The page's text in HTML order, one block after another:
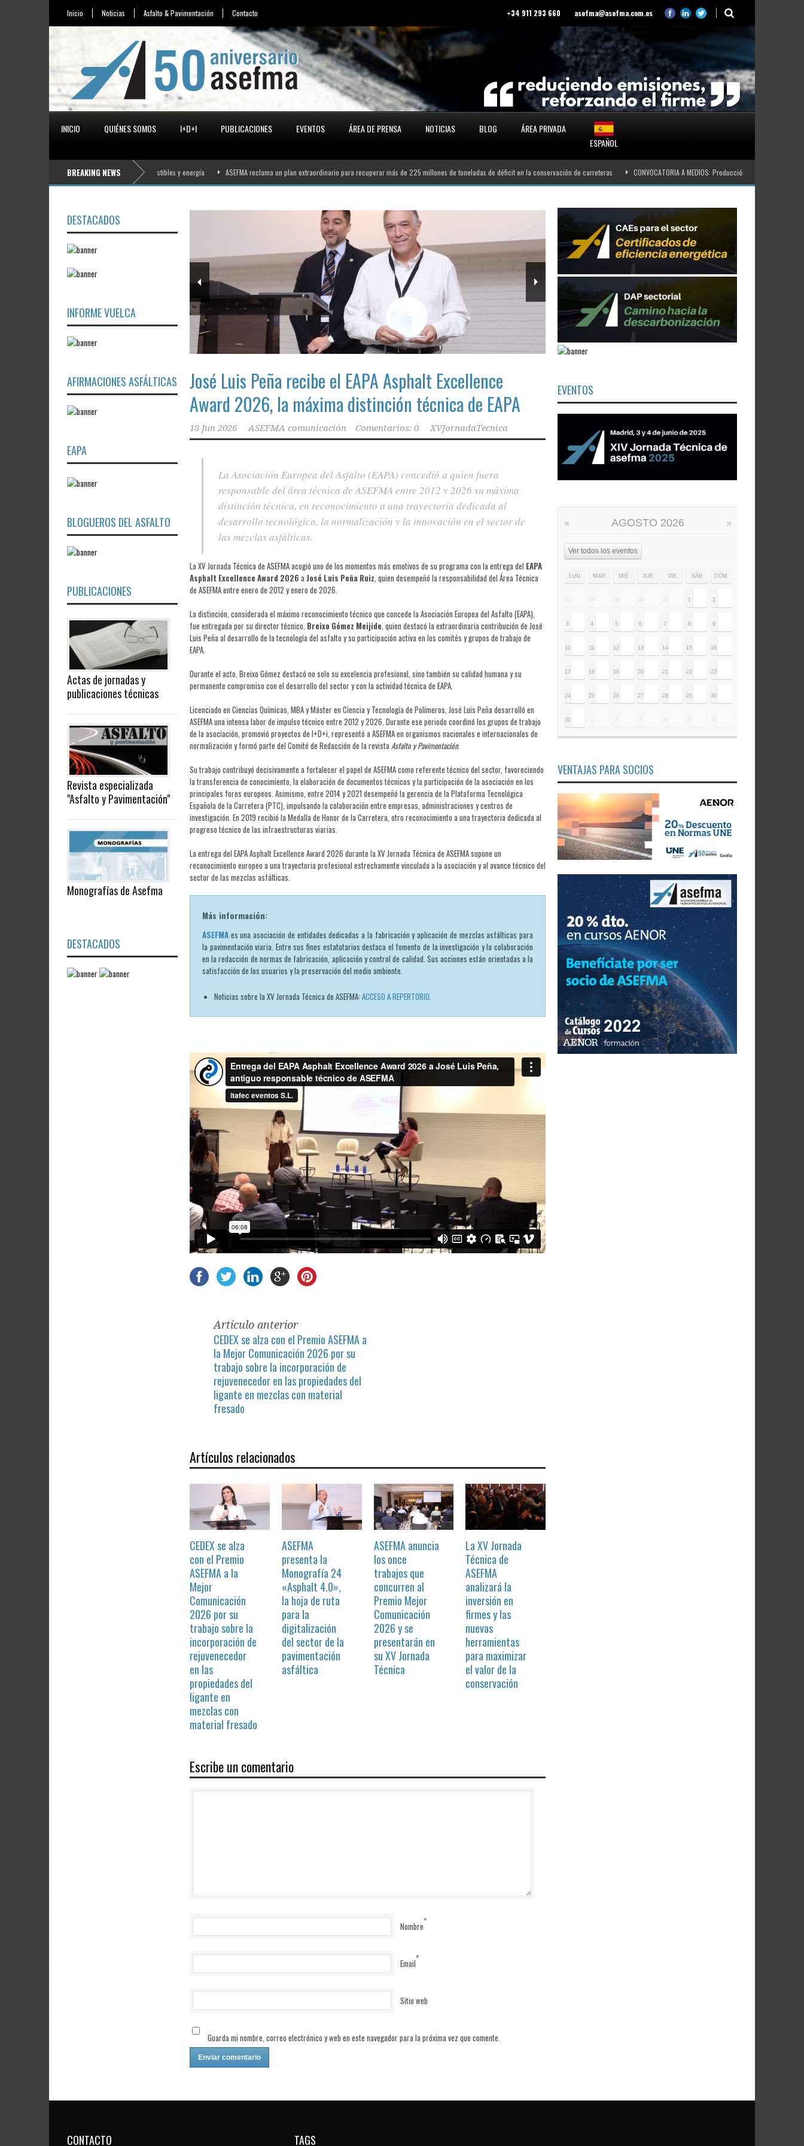
Inicio Noticias Asfalto & Pavimentación Contacto +34 911 293 660 asefma@asefma.com.es
INICIO QUIÉNES SOMOS I+D+I PUBLICACIONES EVENTOS ÁREA DE PRENSA NOTICIAS BLOG
ÁREA PRIVADA
ESPAÑOL
BREAKING NEWS
fuerte encarecimiento de betunes, combustibles y energía ASEFMA reclama un plan extraordinario para recuperar más de 225 millones de toneladas de déficit en la conservación de carreteras CONVOCATORIA A MEDIOS: Producción española de asfalto y
José Luis Peña recibe el EAPA Asphalt Excellence
Award 2026, la máxima distinción técnica de EAPA
18 Jun 2026 ASEFMA comunicación Comentarios: 0 XVJornadaTecnica
La Asociación Europea del Asfalto (EAPA) concedió a quien fuera
responsable del área técnica de ASEFMA entre 2012 y 2026 su máxima
distinción técnica, en reconocimiento a una trayectoria dedicada al
desarrollo tecnológico, la normalización y la innovación en el sector de
las mezclas asfálticas.
La XV Jornada Técnica de ASEFMA acogió uno de los momentos más emotivos de su programa con la entrega del EAPA
Asphalt Excellence Award 2026 aJosé Luis Peña Ruiz, quien desempeñó la responsabilidad del Área Técnica
de ASEFMA entre enero de 2012 y enero de 2026.
La distinción, considerada el máximo reconocimiento técnico que concede la Asociación Europea del Asfalto (EAPA),
fue entregada por su director técnico, Breixo Gómez Meijide, quien destacó la extraordinaria contribución de José
Luis Peña al desarrollo de la tecnología del asfalto y su participación activa en los comités y grupos de trabajo de
EAPA.
Durante el acto, Breixo Gómez destacó no solo su excelencia profesional, sino también su calidad humana y su
permanente compromiso con el desarrollo del sector y con la actividad técnica de EAPA.
Licenciado en Ciencias Químicas, MBA y Máster en Ciencia y Tecnología de Polímeros, José Luis Peña desarrolló en
ASEFMA una intensa labor de impulso técnico entre 2012 y 2026. Durante ese periodo coordinó los grupos de trabajo
de la asociación, promovió proyectos de I+D+i, representó a ASEFMA en organismos nacionales e internacionales de
normalización y formó parte del Comité de Redacción de la revistaAsfalto y Pavimentación.
Su trabajo contribuyó decisivamente a fortalecer el papel de ASEFMA como referente técnico del sector, favoreciendo
la transferencia de conocimiento, la elaboración de documentos técnicos y la participación de la asociación en los
principales foros europeos. Asimismo, entre 2014 y 2021 desempeñó la gerencia de la Plataforma Tecnológica
Española de la Carretera (PTC), impulsando la colaboración entre empresas, administraciones y centros de
investigación. En 2019 recibió la Medalla de Honor de la Carretera, otro reconocimiento a una trayectoria dedicada al
progreso técnico de las infraestructuras viarias.
La entrega del EAPA Asphalt Excellence Award 2026 durante la XV Jornada Técnica de ASEFMA supone un
reconocimiento europeo a una trayectoria profesional estrechamente vinculada a la asociación y al avance técnico del
sector de las mezclas asfálticas.
Más información:
ASEFMA es una asociación de entidades dedicadas a la fabricación y aplicación de mezclas asfálticas para
la pavimentación viaria. Entre sus fines estatutarios destaca el fomento de la investigación y la colaboración
en la redacción de normas de fabricación, aplicación y control de calidad. Sus acciones están orientadas a la
satisfacción de los usuarios y la preservación del medio ambiente.
Noticias sobre la XV Jornada Técnica de ASEFMA: ACCESO A REPERTORIO.
Artículo anterior
CEDEX se alza con el Premio ASEFMA a
la Mejor Comunicación 2026 por su
trabajo sobre la incorporación de
rejuvenecedor en las propiedades del
ligante en mezclas con material
fresado
Artículos relacionados
CEDEX se alza
con el Premio
ASEFMA a la
Mejor
Comunicación
2026 por su
trabajo sobre la
incorporación de
rejuvenecedor
en las
propiedades del
ligante en
mezclas con
material fresado
ASEFMA
presenta la
Monografía 24
«Asphalt 4.0»,
la hoja de ruta
para la
digitalización
del sector de la
pavimentación
asfáltica
ASEFMA anuncia
los once
trabajos que
concurren al
Premio Mejor
Comunicación
2026 y se
presentarán en
su XV Jornada
Técnica
La XV Jornada
Técnica de
ASEFMA
analizará la
inversión en
firmes y las
nuevas
herramientas
para maximizar
el valor de la
conservación
Escribe un comentario
Nombre*
Email*
Sitio web
Guarda mi nombre, correo electrónico y web en este navegador para la próxima vez que comente.
DESTACADOS
INFORME VUELCA
AFIRMACIONES ASFÁLTICAS
EAPA
BLOGUEROS DEL ASFALTO
PUBLICACIONES
Actas de jornadas y
publicaciones técnicas
Revista especializada
"Asfalto y Pavimentación"
Monografías de Asefma
DESTACADOS
EVENTOS
« AGOSTO 2026 »
Ver todos los eventos
LUN MAR MIÉ JUE VIE SÁB DOM
1 2
3 4 5 6 7 8 9
10 11 12 13 14 15 16
17 18 19 20 21 22 23
24 25 26 27 28 29 30
31 5
VENTAJAS PARA SOCIOS
CONTACTO TAGS